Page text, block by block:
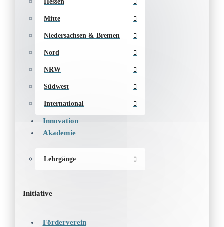
Hessen
Mitte
Niedersachsen & Bremen
Nord
NRW
Südwest
International
Innovation
Akademie
Lehrgänge
Initiative
Förderverein